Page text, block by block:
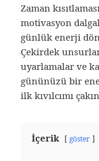
Zaman
motivasyon
günlük enerji
Çekirdek
uyarlamalar ve
gününüzü bir
ilk kıvılcımı
İçerik göster